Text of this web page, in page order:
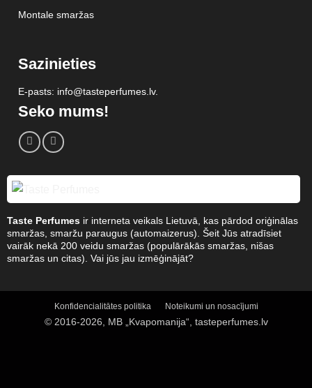
Montale smaržas
Sazinieties
E-pasts: info@tasteperfumes.lv.
Seko mums!
Taste Perfumesir interneta veikals Lietuvā, kas pārdod oriģinālas
smaržas, smaržu paraugus (automaizerus). Šeit Jūs atradīsiet
vairāk nekā 200 veidu smaržas (populārākās smaržas, nišas
smaržas un citas). Vai jūs jau izmēģinājāt?
Konfidencialitātes politika Noteikumi un nosacījumi
© 2016-2026, MB „Kvapomanija“, tasteperfumes.lv